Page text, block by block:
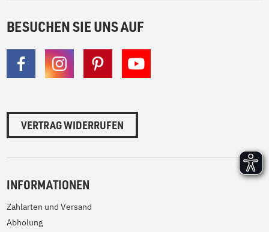
BESUCHEN SIE UNS AUF
VERTRAG WIDERRUFEN
INFORMATIONEN
Zahlarten und Versand
Abholung